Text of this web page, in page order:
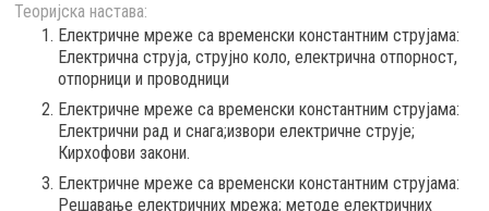
Теоријска настава:
Електричне мреже са временски константним струјама:
Електрична струја, струјно коло, електрична отпорност,
отпорници и проводници
Електричне мреже са временски константним струјама:
Електрични рад и снага;извори електричне струје;
Кирхофови закони.
Електричне мреже са временски константним струјама:
Решавање електричних мрежа; методе електричних